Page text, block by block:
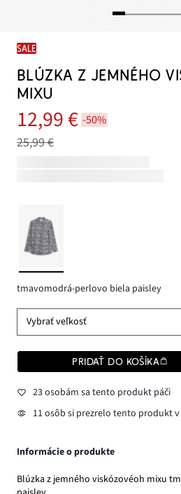
SALE
BLÚZKA Z JEMNÉHO
MIXU
12,99 € -50%
25,99 €
tmavomodrá-perlovo biela paisley
Vybrať veľkosť
PRIDAŤ DO KOŠÍKA
23 osobám sa tento produkt páči
11 osôb si prezrelo tento produkt
Informácie o produkte
Blúzka z jemného viskózovéoh mixu